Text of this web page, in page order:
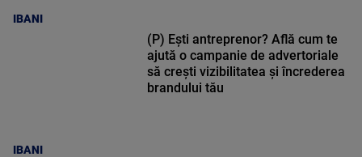
IBANI
IBANI
(P) Ești antreprenor? Află cum te
ajută o campanie de advertoriale
să crești vizibilitatea și încrederea
brandului tău